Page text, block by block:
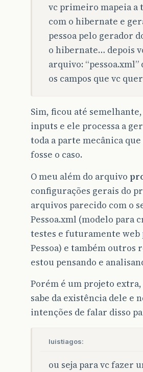
vc primeiro mapeia a
com o hibernate e
pessoa pelo gerador
o hibernate… depois
arquivo: “pessoa.xml”
os campos que vc
Sim, ficou até
inputs e ele processa a
toda a parte mecânica
fosse o caso.
O meu além do arquivo
configurações gerais do
arquivos parecido com o
Pessoa.xml (modelo para
testes e futuramente web
Pessoa) e também outros
estou pensando e
Porém é um projeto
sabe da existência dele e
intenções de falar disso
luistiagos:
ou seja para vc fazer